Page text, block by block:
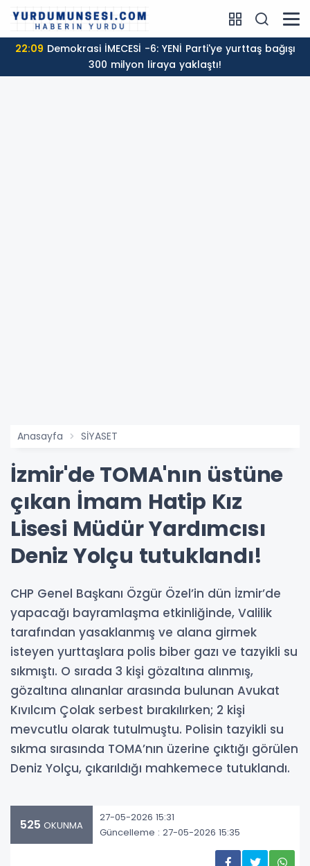
22:09
300 milyon liraya yaklaştı!
Anasayfa SİYASET
İzmir'de TOMA'nın üstüne
çıkan İmam Hatip Kız
Lisesi Müdür Yardımcısı
Deniz Yolçu tutuklandı!
CHP Genel Başkanı Özgür Özel’in dün İzmir’de
yapacağı bayramlaşma etkinliğinde, Valilik
tarafından yasaklanmış ve alana girmek
isteyen yurttaşlara polis biber gazı ve tazyikli su
sıkmıştı. O sırada 3 kişi gözaltına alınmış,
gözaltına alınanlar arasında bulunan Avukat
Kıvılcım Çolak serbest bırakılırken; 2 kişi
mevcutlu olarak tutulmuştu. Polisin tazyikli su
sıkma sırasında TOMA’nın üzerine çıktığı görülen
Deniz Yolçu, çıkarıldığı mahkemece tutuklandı.
525 OKUNMA
27-05-2026 15:31
Güncelleme : 27-05-2026 15:35